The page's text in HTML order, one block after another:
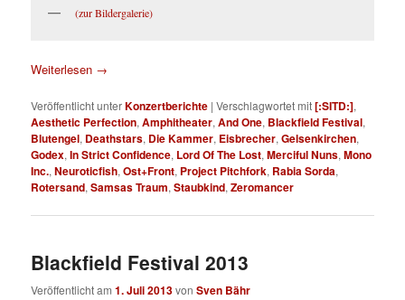
(zur Bildergalerie)
Weiterlesen →
Veröffentlicht unterKonzertberichte |Verschlagwortet mit[:SITD:],
Aesthetic Perfection,Amphitheater,And One, Blackfield Festival,
Blutengel, Deathstars, Die Kammer, Eisbrecher,Gelsenkirchen,
Godex,In Strict Confidence, Lord Of The Lost,Merciful Nuns,Mono
Inc.,Neuroticfish,Ost+Front, Project Pitchfork, Rabia Sorda,
Rotersand,Samsas Traum,Staubkind,Zeromancer
Blackfield Festival 2013
Veröffentlicht am1. Juli 2013vonSven Bähr